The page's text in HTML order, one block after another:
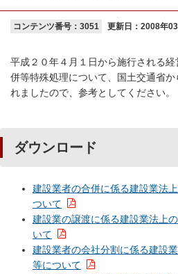
コンテンツ番号：3051 更新日： 2008年
平成２０年４月１日から施行される
併等特殊処理について、国土交通省
れましたので、参考としてください。
ダウンロード
建設業者の合併に係る建設業法
ついて
建設業の譲渡に係る建設業法上
いて
建設業者の会社分割に係る建設
等について